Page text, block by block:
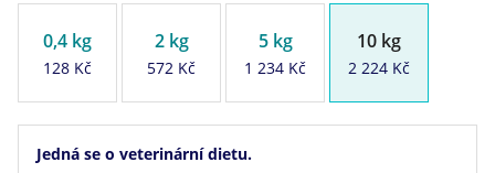
0,4 kg
128 Kč
2 kg
572 Kč
5 kg
1 234 Kč
10 kg
2 224 Kč
Jedná se o veterinární dietu.